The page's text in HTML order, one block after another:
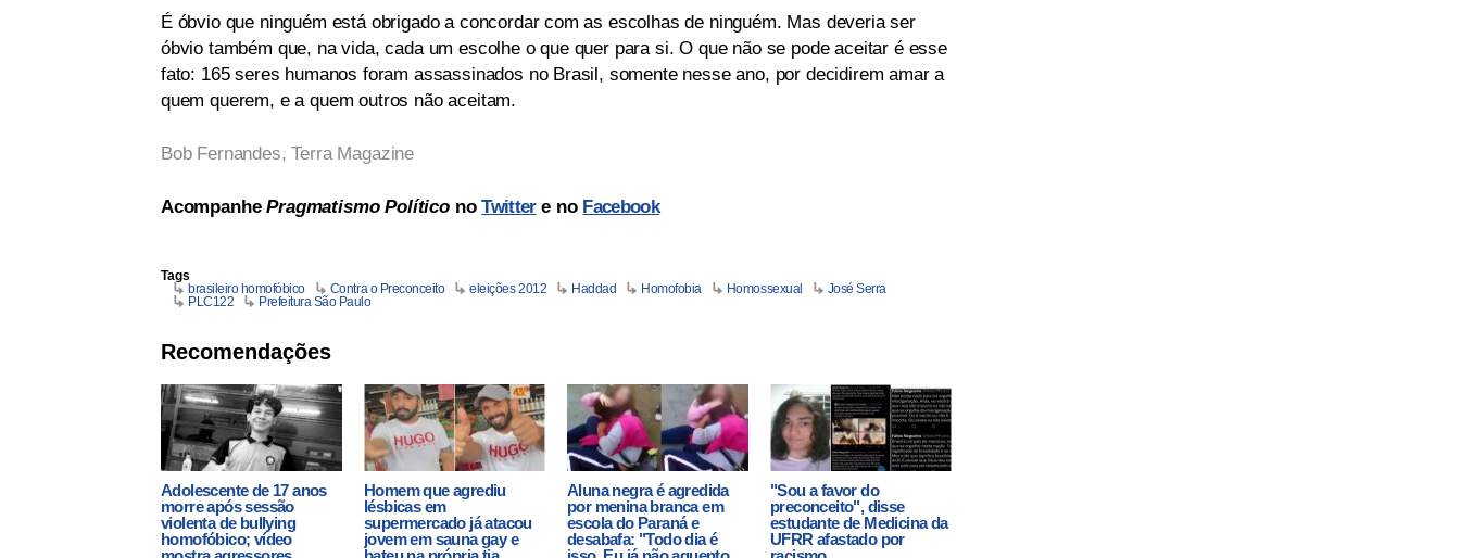
É óbvio que ninguém está obrigado a concordar com as escolhas de ninguém. Mas deveria ser
óbvio também que, na vida, cada um escolhe o que quer para si. O que não se pode aceitar é esse
fato: 165 seres humanos foram assassinados no Brasil, somente nesse ano, por decidirem amar a
quem querem, e a quem outros não aceitam.
Bob Fernandes, Terra Magazine
AcompanhePragmatismo PolíticonoTwittere no Facebook
Tags
brasileiro homofóbico
Contra o Preconceito eleições 2012 Haddad Homofobia Homossexual
José Serra
PLC122
Prefeitura São Paulo
Recomendações
Adolescente de 17 anos
morre após sessão
violenta de bullying
homofóbico; vídeo
Homem que agrediu
lésbicas em
supermercado já atacou
jovem em sauna gay e
Aluna negra é agredida
por menina branca em
escola do Paraná e
desabafa: "Todo dia é
"Sou a favor do
preconceito", disse
estudante de Medicina da
UFRR afastado por